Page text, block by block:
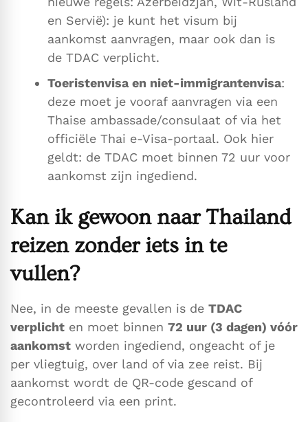
en Servië): je kunt het visum bij
aankomst aanvragen, maar ook dan is
de TDAC verplicht.
Toeristenvisa en niet-immigrantenvisa:
deze moet je vooraf aanvragen via een
Thaise ambassade/consulaat of via het
officiële Thai e-Visa-portaal. Ook hier
geldt: de TDAC moet binnen 72 uur voor
aankomst zijn ingediend.
Kan ik gewoon naar Thailand
reizen zonder iets in te
vullen?
Nee, in de meeste gevallen is de TDAC
verplicht en moet binnen 72 uur (3 dagen) vóór
aankomst worden ingediend, ongeacht of je
per vliegtuig, over land of via zee reist. Bij
aankomst wordt de QR-code gescand of
gecontroleerd via een print.